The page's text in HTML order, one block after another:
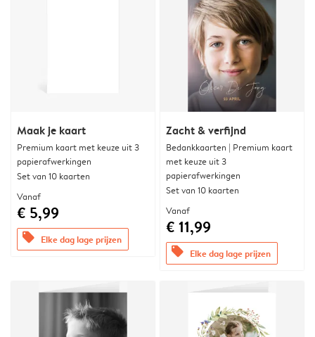
Maak je kaart
Premium kaart met keuze uit 3
papierafwerkingen
Set van 10 kaarten
Vanaf
€ 5,99
offers Elke dag lage prijzen
Zacht & verfijnd
Bedankkaarten | Premium kaart
met keuze uit 3
papierafwerkingen
Set van 10 kaarten
Vanaf
€ 11,99
offers Elke dag lage prijzen